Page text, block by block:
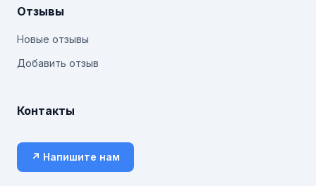
Отзывы
Новые отзывы
Добавить отзыв
Контакты
↗ Напишите нам